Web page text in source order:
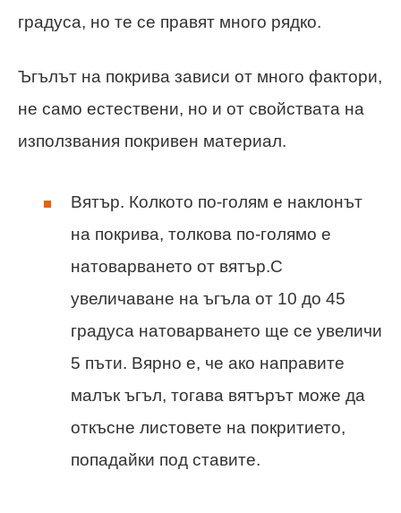
градуса, но те се правят много рядко.
Ъгълът на покрива зависи от много фактори,
не само естествени, но и от свойствата на
използвания покривен материал.
Вятър. Колкото по-голям е наклонът
на покрива, толкова по-голямо е
натоварването от вятър.С
увеличаване на ъгъла от 10 до 45
градуса натоварването ще се увеличи
5 пъти. Вярно е, че ако направите
малък ъгъл, тогава вятърът може да
откъсне листовете на покритието,
попадайки под ставите.